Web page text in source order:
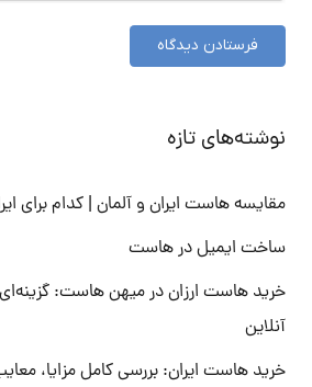
فرستادن دیدگاه
نوشته‌های تازه
مقایسه هاست ایران و آلمان | کدام برای
ساخت ایمیل در هاست
خرید هاست ارزان در میهن هاست:
آنلاین
خرید هاست ایران: بررسی کامل مزایا،